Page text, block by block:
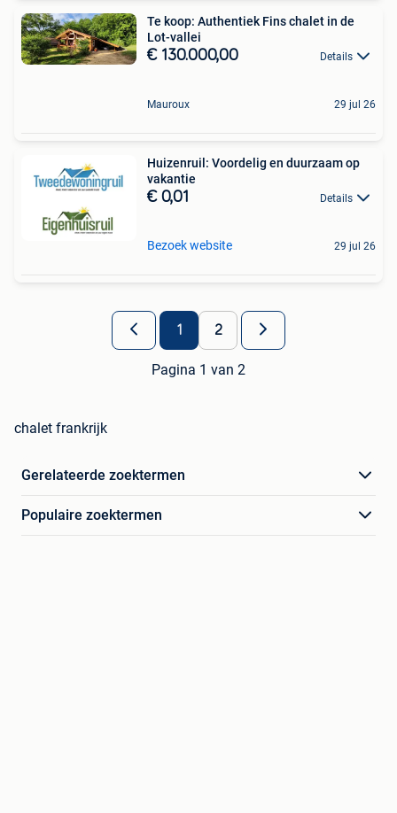
Te koop: Authentiek Fins chalet in de
Lot-vallei
€ 130.000,00 Details
Mauroux 29 jul 26
Huizenruil: Voordelig en duurzaam op
vakantie
€ 0,01 Details
Bezoek website 29 jul 26
1 2
Pagina 1 van 2
chalet frankrijk
Gerelateerde zoektermen
Populaire zoektermen